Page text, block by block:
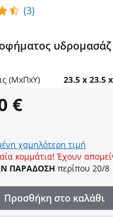
(3)
υδρομασάζ
(ΜxΠxΥ) 23.5 x 23.5
€
χαμηλότερη τιμή
κομμάτια! Έχουν
ΠΑΡΑΔΟΣΗ περίπου 20/8
Προσθήκη στο καλάθι